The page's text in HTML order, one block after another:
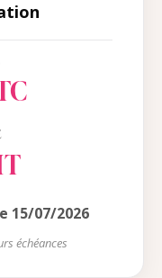
15/07/2026
échéances